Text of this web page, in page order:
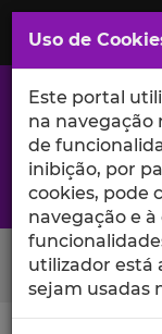
Saltar
para
Conteúdo
Principal
A excelência da
Search Button
Uso de
Este portal
na
de
inibição, por
cookies, pode
navegação e
utilizador está
sejam usadas